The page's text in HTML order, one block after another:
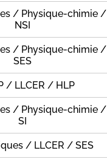
/ Physique-chimie /
NSI
/ Physique-chimie /
SES
/ LLCER / HLP
/ Physique-chimie /
SI
/ LLCER / SES